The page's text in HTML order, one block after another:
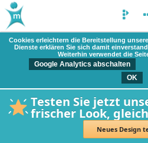
Cookies erleichtern die Bereitstellung
Dienste erklären Sie sich damit
Weiterhin verwendet die
Google Analytics abschalten
OK
Testen Sie jetzt
frischer Look,
Neues Design